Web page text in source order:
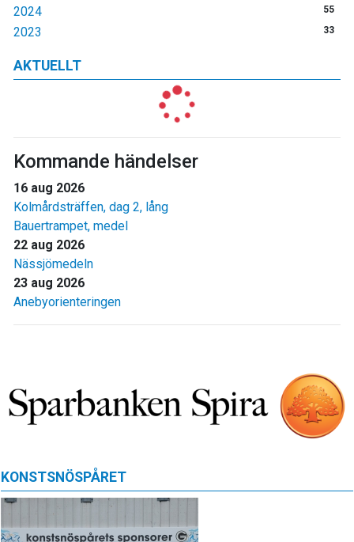
2024 55
2023 33
AKTUELLT
Kommande händelser
16 aug 2026
Kolmårdsträffen, dag 2, lång
Bauertrampet, medel
22 aug 2026
Nässjömedeln
23 aug 2026
Anebyorienteringen
KONSTSNÖSPÅRET